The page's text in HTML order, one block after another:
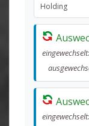
Holding
eingewechselt:
eingewechselt: